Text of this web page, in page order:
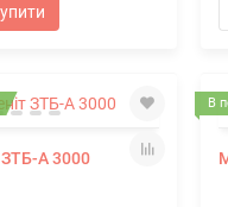
ЗТБ-А 3000
В